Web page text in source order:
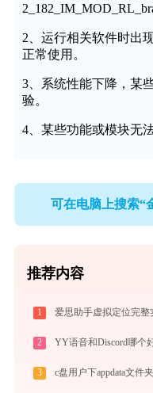
2、运行相关软件时出
正常使用。
3、系统性能下降，某
验。
4、某些功能或模块无
可在电脑上搜索“
推荐内容
1 爱思助手虚拟定位完整
2 YY语音和Discord哪个
3 c盘用户下appdata文件